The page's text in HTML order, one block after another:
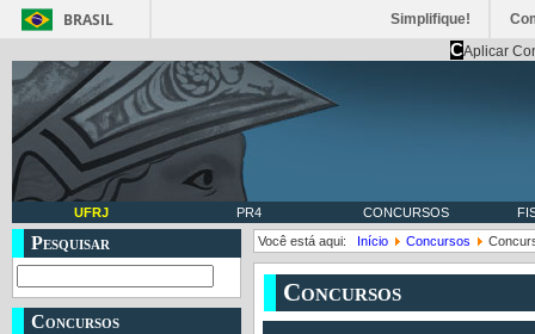
BRASIL Simplifique!
CAplicar
UFRJ PR4 CONCURSOS
Pesquisar
Concursos
Você está aqui: Início Concursos
Concursos